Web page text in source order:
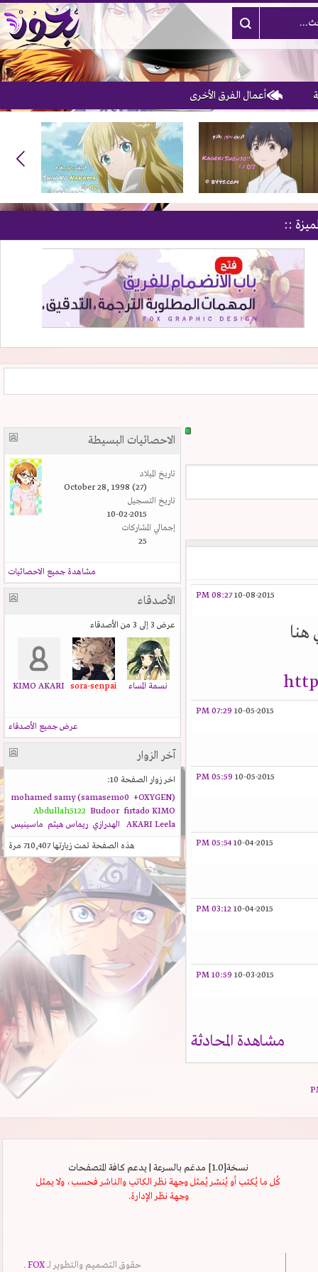
أعمال الفرق الأخرى
::
10-08-2015
08:27 PM
10-05-2015
07:29 PM
10-05-2015
05:59 PM
10-04-2015
05:54 PM
10-04-2015
03:12 PM
10-03-2015
10:59 PM
مشاهدة المحادثة
الاحصائيات البسيطة
تاريخ الميلاد
October 28, 1998 (27)
تاريخ التسجيل
10-02-2015
إجمالي المشاركات
25
مشاهدة جميع الاحصائيات
الأصدقاء
عرض 3 إلى 3 من الأصدقاء
نسمة المساء sora-senpai
KIMO AKARI
عرض جميع الأصدقاء
آخر الزوار
اخر زوار الصفحة 10:
+OXYGEN
Abdullah5122
Budoor firtadoKIMO
AKARILeela الهدرازي ريماس هيثم
ماسينيس
هذه الصفحة تمت زيارتها710,407مرة
نسخة[1.0] مدعَم بالسرعة | يدعم كافة المتصفحات
كُل ما يُكتب أو يُنشر يُمثل وجهة نظر الكاتب والناشر فحسب، ولا يمثل
وجهة نظر الإدارة.
حقوق التصميم والتطوير لــFOX
.